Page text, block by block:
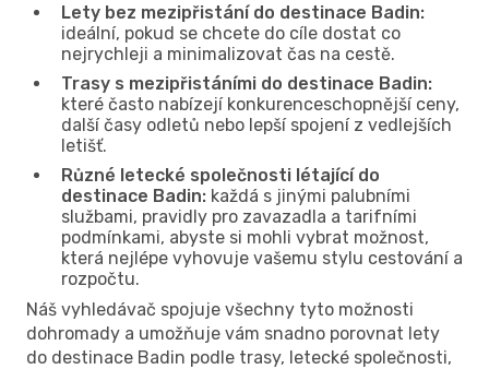
Lety bez mezipřistání do destinace Badin:
ideální, pokud se chcete do cíle dostat co
nejrychleji a minimalizovat čas na cestě.
Trasy s mezipřistáními do destinace Badin:
které často nabízejí konkurenceschopnější ceny,
další časy odletů nebo lepší spojení z vedlejších
letišť.
Různé letecké společnosti létající do
destinace Badin: každá s jinými palubními
službami, pravidly pro zavazadla a tarifními
podmínkami, abyste si mohli vybrat možnost,
která nejlépe vyhovuje vašemu stylu cestování a
rozpočtu.
Náš vyhledávač spojuje všechny tyto možnosti
dohromady a umožňuje vám snadno porovnat lety
do destinace Badin podle trasy, letecké společnosti,